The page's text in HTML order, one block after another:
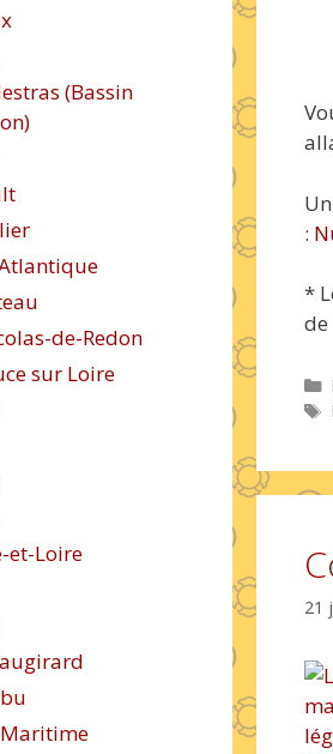
:
*
de
21
(Bassin
de-Redon
sur Loire
et-Loire
Maritime